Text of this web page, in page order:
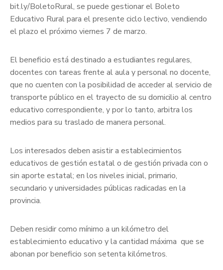
bit.ly/BoletoRural, se puede gestionar el Boleto
Educativo Rural para el presente ciclo lectivo, vendiendo
el plazo el próximo viernes 7 de marzo.
El beneficio está destinado a estudiantes regulares,
docentes con tareas frente al aula y personal no docente,
que no cuenten con la posibilidad de acceder al servicio de
transporte público en el trayecto de su domicilio al centro
educativo correspondiente, y por lo tanto, arbitra los
medios para su traslado de manera personal.
Los interesados ​​deben asistir a establecimientos
educativos de gestión estatal o de gestión privada con o
sin aporte estatal; en los niveles inicial, primario,
secundario y universidades públicas radicadas en la
provincia.
Deben residir como mínimo a un kilómetro del
establecimiento educativo y la cantidad máxima que se
abonan por beneficio son setenta kilómetros.